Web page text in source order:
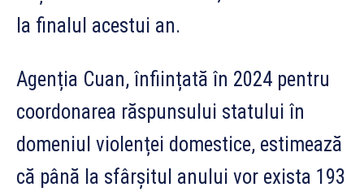
la finalul acestui an.
Agenția Cuan, înființată în 2024 pentru
coordonarea răspunsului statului în
domeniul violenței domestice, estimează
că până la sfârșitul anului vor exista 193